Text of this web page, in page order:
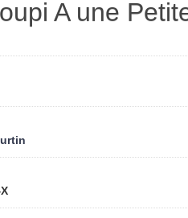
A une